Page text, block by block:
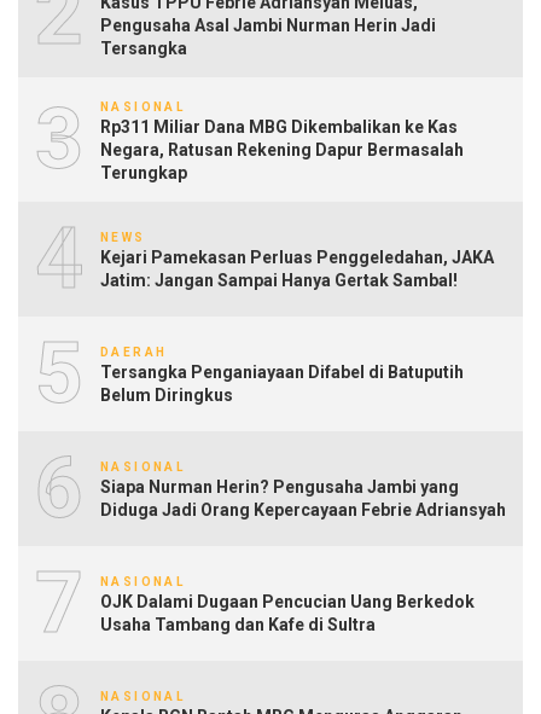
Pengusaha Asal Jambi Nurman Herin Jadi
Tersangka
3 NASIONAL
Rp311 Miliar Dana MBG Dikembalikan ke Kas
Negara, Ratusan Rekening Dapur Bermasalah
Terungkap
4 NEWS
Kejari Pamekasan Perluas Penggeledahan, JAKA
Jatim: Jangan Sampai Hanya Gertak Sambal!
5 DAERAH
Tersangka Penganiayaan Difabel di Batuputih
Belum Diringkus
6 NASIONAL
Siapa Nurman Herin? Pengusaha Jambi yang
Diduga Jadi Orang Kepercayaan Febrie Adriansyah
7 NASIONAL
OJK Dalami Dugaan Pencucian Uang Berkedok
Usaha Tambang dan Kafe di Sultra
NASIONAL